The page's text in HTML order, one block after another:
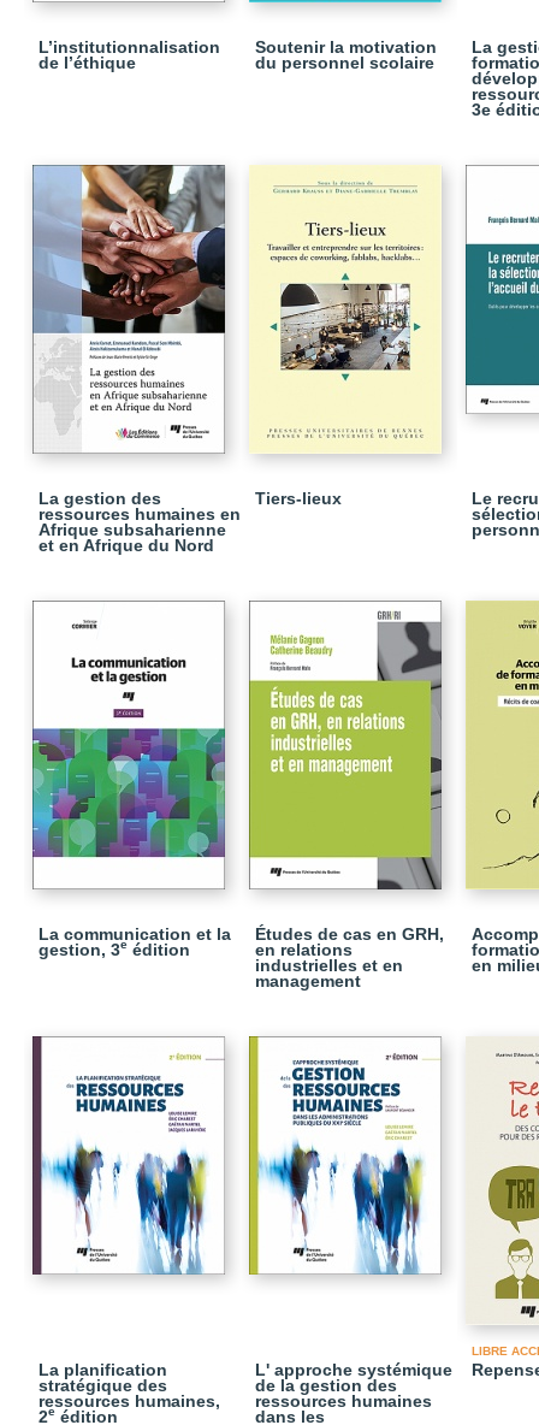
L’institutionnalisation
de l’éthique
Soutenir la motivation
du personnel scolaire
La
3e
La gestion des
ressources humaines en
Afrique subsaharienne
et en Afrique du Nord
Tiers-lieux
Le
La communication et la
gestion, 3e édition
Études de cas en GRH,
en relations
industrielles et en
management
en
La planification
stratégique des
ressources humaines,
2e édition
L' approche systémique
de la gestion des
ressources humaines
dans les
LIBRE